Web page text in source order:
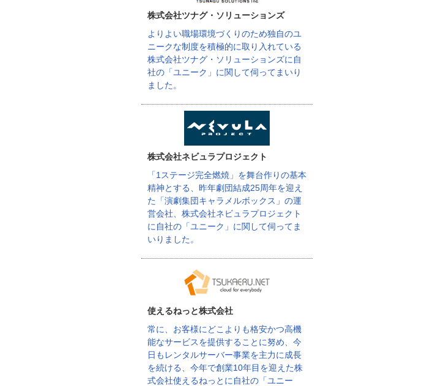
株式会社ツナグ・ソリューションズ
よりよい職場環境づくりのため独自のユ
ニークな制度を積極的に取り入れている
株式会社ツナグ・ソリューションズに自
社の「ユニーク」に関して伺ってまいり
ました。
株式会社ネビュラプロジェクト
「1ステージ完全燃焼」を舞台作りの基本
精神とする、昨年劇団結成25周年を迎え
た「演劇集団キャラメルボックス」の運
営会社、株式会社ネビュラプロジェクト
に自社の「ユニーク」に関して伺ってま
いりました。
使えるねっと株式会社
常に、お客様にどこよりも格安かつ高機
能なサービスを提供することに努め、今
日もレンタルサーバー事業を主力に成長
を続ける、今年で創業10年目を迎えた株
式会社使えるねっとに自社の「ユニー